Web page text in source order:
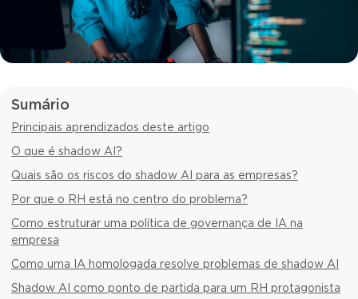
Sumário
Principais aprendizados deste artigo
O que é shadow AI?
Quais são os riscos do shadow AI para as empresas?
Por que o RH está no centro do problema?
Como estruturar uma política de governança de IA na
empresa
Como uma IA homologada resolve problemas de shadow AI
Shadow AI como ponto de partida para um RH protagonista